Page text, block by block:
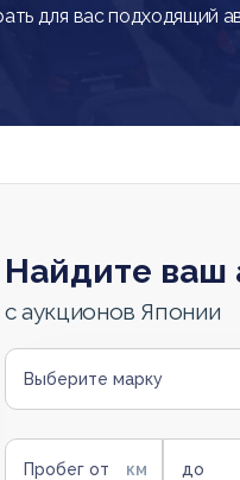
для вас подходящий
Найдите ваш
с аукционов Японии
Выберите марку
Пробег от до